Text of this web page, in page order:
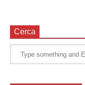
Cerca